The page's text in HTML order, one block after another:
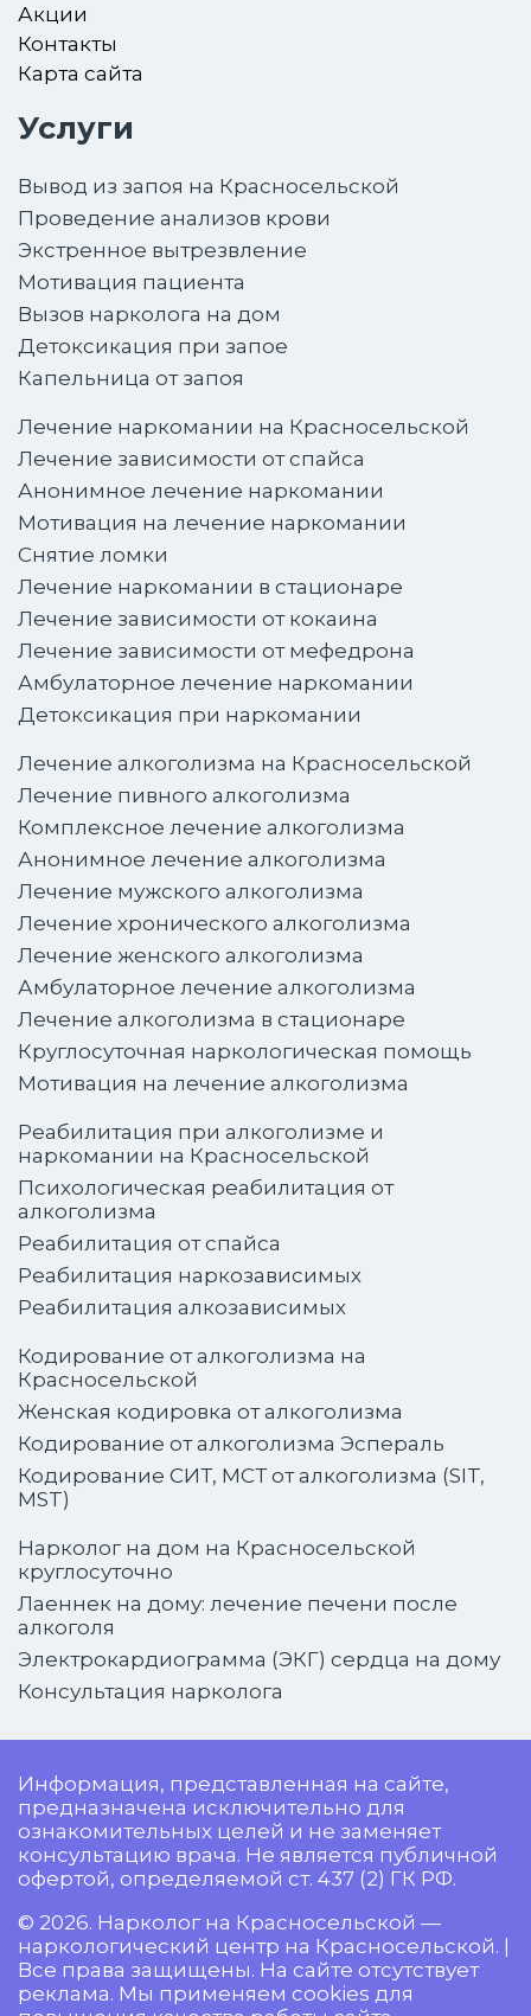
Акции
Контакты
Карта сайта
Услуги
Вывод из запоя на Красносельской
Проведение анализов крови
Экстренное вытрезвление
Мотивация пациента
Вызов нарколога на дом
Детоксикация при запое
Капельница от запоя
Лечение наркомании на Красносельской
Лечение зависимости от спайса
Анонимное лечение наркомании
Мотивация на лечение наркомании
Снятие ломки
Лечение наркомании в стационаре
Лечение зависимости от кокаина
Лечение зависимости от мефедрона
Амбулаторное лечение наркомании
Детоксикация при наркомании
Лечение алкоголизма на Красносельской
Лечение пивного алкоголизма
Комплексное лечение алкоголизма
Анонимное лечение алкоголизма
Лечение мужского алкоголизма
Лечение хронического алкоголизма
Лечение женского алкоголизма
Амбулаторное лечение алкоголизма
Лечение алкоголизма в стационаре
Круглосуточная наркологическая помощь
Мотивация на лечение алкоголизма
Реабилитация при алкоголизме и
наркомании на Красносельской
Психологическая реабилитация от
алкоголизма
Реабилитация от спайса
Реабилитация наркозависимых
Реабилитация алкозависимых
Кодирование от алкоголизма на
Красносельской
Женская кодировка от алкоголизма
Кодирование от алкоголизма Эспераль
Кодирование СИТ, МСТ от алкоголизма (SIT,
MST)
Нарколог на дом на Красносельской
круглосуточно
Лаеннек на дому: лечение печени после
алкоголя
Электрокардиограмма (ЭКГ) сердца на дому
Консультация нарколога
Информация, представленная на сайте,
предназначена исключительно для
ознакомительных целей и не заменяет
консультацию врача. Не является публичной
офертой, определяемой ст. 437 (2) ГК РФ.
© 2026. Нарколог на Красносельской —
наркологический центр на Красносельской. |
Все права защищены. На сайте отсутствует
реклама. Мы применяем cookies для